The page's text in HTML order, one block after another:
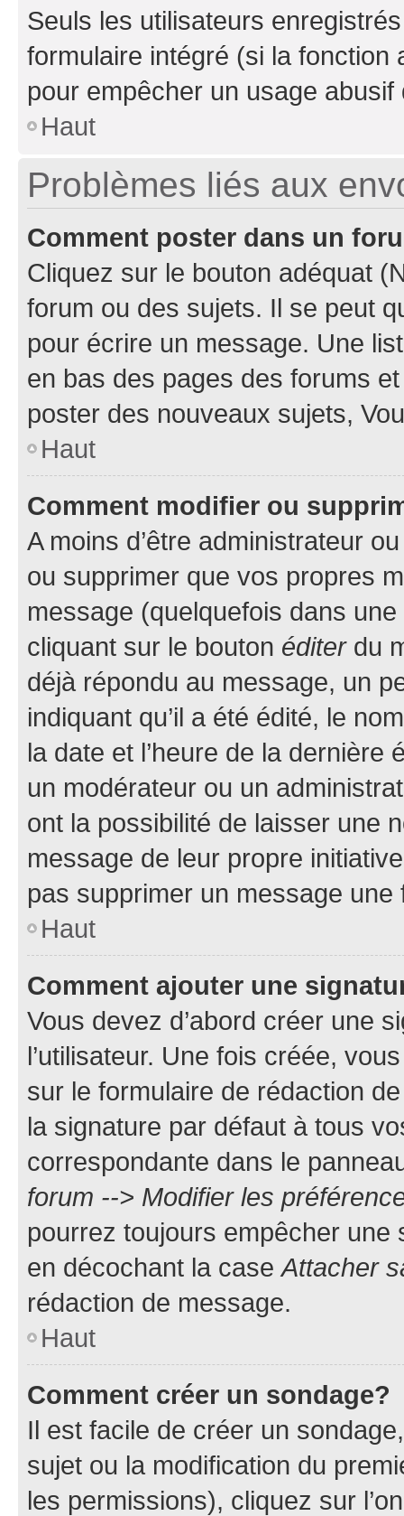
Seuls les utilisateurs
formulaire intégré (si la fonction
pour empêcher un usage
Haut
Problèmes liés aux
Comment poster dans un
Cliquez sur le bouton adéquat
forum ou des sujets. Il se peut
pour écrire un message. Une
en bas des pages des forums
poster des nouveaux sujets,
Haut
Comment modifier ou
A moins d’être administrateur
ou supprimer que vos propres
message (quelquefois dans
cliquant sur le bouton éditerdu
déjà répondu au message, un
indiquant qu’il a été édité, le
la date et l’heure de la dernière
un modérateur ou un
ont la possibilité de laisser une
message de leur propre
pas supprimer un message une
Haut
Comment ajouter une
Vous devez d’abord créer une
l’utilisateur. Une fois créée,
sur le formulaire de rédaction
la signature par défaut à tous
correspondante dans le
forum --> Modifier les
pourrez toujours empêcher une
en décochant la caseAttacher
rédaction de message.
Haut
Comment créer un sondage?
Il est facile de créer un
sujet ou la modification du
les permissions), cliquez sur